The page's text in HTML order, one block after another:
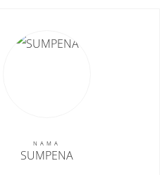
NAMA
SUMPENA